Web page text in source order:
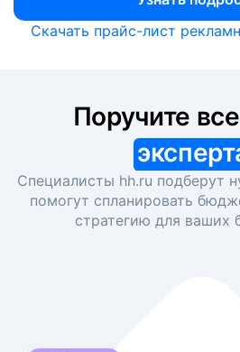
Скачать прайс-лист
Специалисты hh.ru подберут
помогут спланировать
стратегию для ваших